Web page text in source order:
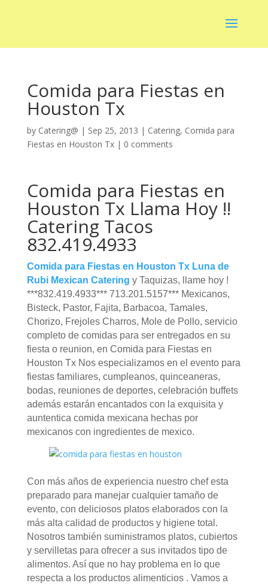
Comida para Fiestas en
Houston Tx
by Catering@ | Sep 25, 2013 | Catering, Comida para
Fiestas en Houston Tx| 0 comments
Comida para Fiestas en
Houston Tx Llama Hoy !!
Catering Tacos
832.419.4933
Comida para Fiestas en Houston Tx Luna de
Rubi Mexican Catering y Taquizas, llame hoy !
***832.419.4933*** 713.201.5157*** Mexicanos,
Bisteck, Pastor, Fajita, Barbacoa, Tamales,
Chorizo, Frejoles Charros, Mole de Pollo, servicio
completo de comidas para ser entregados en su
fiesta o reunion, en Comida para Fiestas en
Houston Tx Nos especializamos en el evento para
fiestas familiares, cumpleanos, quinceaneras,
bodas, reuniones de deportes, celebración buffets
además estarán encantados con la exquisita y
auntentica comida mexicana hechas por
mexicanos con ingredientes de mexico.
Con más años de experiencia nuestro chef esta
preparado para manejar cualquier tamaño de
evento, con deliciosos platos elaborados con la
más alta calidad de productos y higiene total.
Nosotros también suministramos platos, cubiertos
y servilletas para ofrecer a sus invitados tipo de
alimentos. Así que no hay problema en lo que
respecta a los productos alimenticios . Vamos a